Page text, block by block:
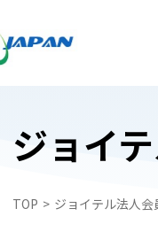
日本でお受け取り
日本でお受け取り
ジョイ
TOP ジョイテル法人会